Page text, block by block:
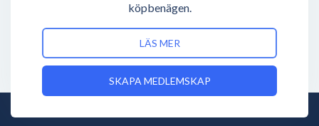
köpbenägen.
LÄS MER
SKAPA MEDLEMSKAP